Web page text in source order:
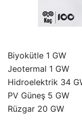
Biyokütle 1 GW
Jeotermal 1 GW
Hidroelektrik 34
PV Güneş 5 GW
Rüzgar 20 GW